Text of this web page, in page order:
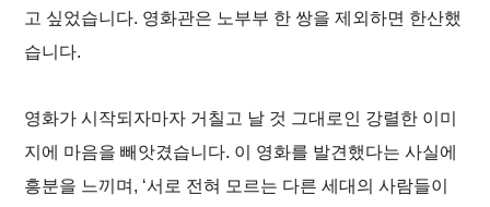
고 싶었습니다. 영화관은 노부부 한 쌍을 제외하면 한산했
습니다.
영화가 시작되자마자 거칠고 날 것 그대로인 강렬한 이미
지에 마음을 빼앗겼습니다. 이 영화를 발견했다는 사실에
흥분을 느끼며, ‘서로 전혀 모르는 다른 세대의 사람들이